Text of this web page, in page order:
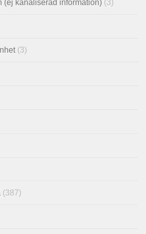
(ej kanaliserad information) (3)
(3)
(387)